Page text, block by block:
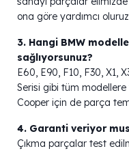
ona göre yardımcı
3. Hangi BMW
sağlıyorsunuz?
E60, E90, F10, F30, X1,
Serisi gibi tüm
Cooper için de parça
4. Garanti veriyor
Çıkma parçalar test